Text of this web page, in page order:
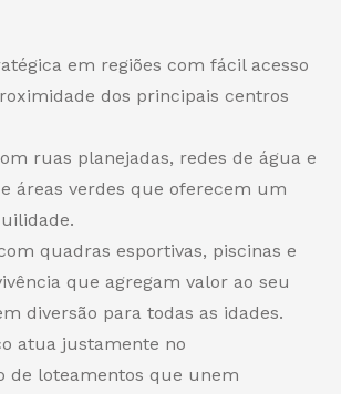
em regiões com fácil acesso
dos principais centros
ruas planejadas, redes de água e
áreas verdes que oferecem um
quadras esportivas, piscinas e
que agregam valor ao seu
diversão para todas as idades.
atua justamente no
de loteamentos que unem